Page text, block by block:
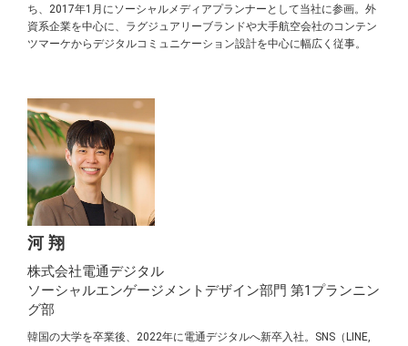
ち、2017年1月にソーシャルメディアプランナーとして当社に参画。外
資系企業を中心に、ラグジュアリーブランドや大手航空会社のコンテン
ツマーケからデジタルコミュニケーション設計を中心に幅広く従事。
河 翔
株式会社電通デジタル
ソーシャルエンゲージメントデザイン部門 第1プランニン
グ部
韓国の大学を卒業後、2022年に電通デジタルへ新卒入社。SNS（LINE,